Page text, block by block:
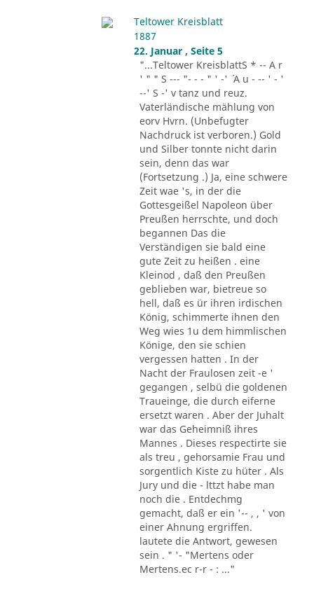
Teltower Kreisblatt
1887
22. Januar , Seite 5
"...Teltower KreisblattS * -- A r
' " " S --- "- - - " ' -' ´ A u - -- ' - '
--' S -' v tanz und reuz.
Vaterländische mählung von
eorv Hvrn. (Unbefugter
Nachdruck ist verboren.) Gold
und Silber tonnte nicht darin
sein, denn das war
(Fortsetzung .) Ja, eine schwere
Zeit wae 's, in der die
Gottesgeißel Napoleon über
Preußen herrschte, und doch
begannen Das die
Verständigen sie bald eine
gute Zeit zu heißen . eine
Kleinod , daß den Preußen
geblieben war, bietreue so
hell, daß es ür ihren irdischen
König, schimmerte ihnen den
Weg wies 1u dem himmlischen
Könige, den sie schien
vergessen hatten . In der
Nacht der Fraulosen zeit -e '
gegangen , selbü die goldenen
Traueinge, die durch eiferne
ersetzt waren . Aber der Juhalt
war das Geheimniß ihres
Mannes . Dieses respectirte sie
als treu , gehorsamie Frau und
sorgentlich Kiste zu hüter . Als
Jury und die - lttzt habe man
noch die . Entdechmg
gemacht, daß er ein '-- , , ' von
einer Ahnung ergriffen.
lautete die Antwort, gewesen
sein . " '- "Mertens oder
Mertens.ec r-r - : ..."